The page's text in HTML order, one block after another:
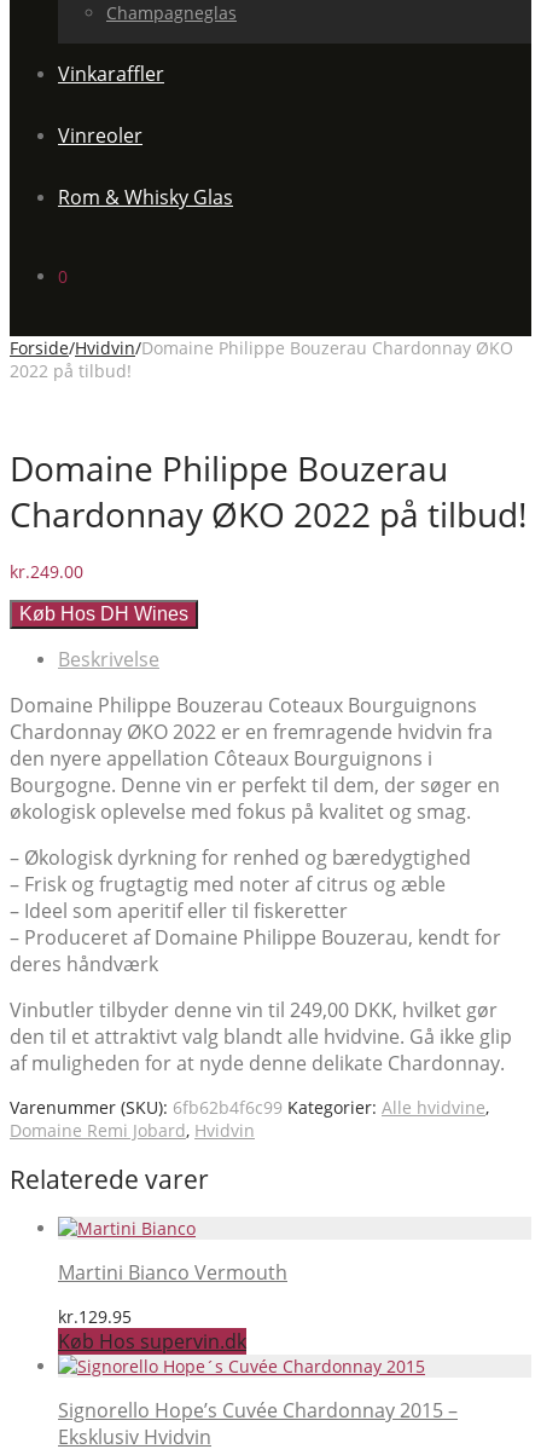
Champagneglas
Vinkaraffler
Vinreoler
Rom & Whisky Glas
0
Forside/Hvidvin/Domaine Philippe Bouzerau Chardonnay ØKO
2022 på tilbud!
Domaine Philippe Bouzerau
Chardonnay ØKO 2022 på tilbud!
kr.249.00
Køb Hos DH Wines
Beskrivelse
Domaine Philippe Bouzerau Coteaux Bourguignons
Chardonnay ØKO 2022 er en fremragende hvidvin fra
den nyere appellation Côteaux Bourguignons i
Bourgogne. Denne vin er perfekt til dem, der søger en
økologisk oplevelse med fokus på kvalitet og smag.
– Økologisk dyrkning for renhed og bæredygtighed
– Frisk og frugtagtig med noter af citrus og æble
– Ideel som aperitif eller til fiskeretter
– Produceret af Domaine Philippe Bouzerau, kendt for
deres håndværk
Vinbutler tilbyder denne vin til 249,00 DKK, hvilket gør
den til et attraktivt valg blandt alle hvidvine. Gå ikke glip
af muligheden for at nyde denne delikate Chardonnay.
Varenummer (SKU): 6fb62b4f6c99 Kategorier: Alle hvidvine,
Domaine Remi Jobard, Hvidvin
Relaterede varer
Martini Bianco Vermouth
kr.129.95
Køb Hos supervin.dk
Signorello Hope’s Cuvée Chardonnay 2015 –
Eksklusiv Hvidvin